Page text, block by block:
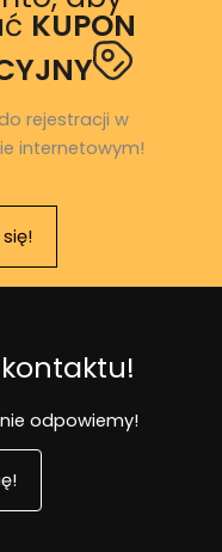
KUPON
rejestracji w
internetowym!
odpowiemy!